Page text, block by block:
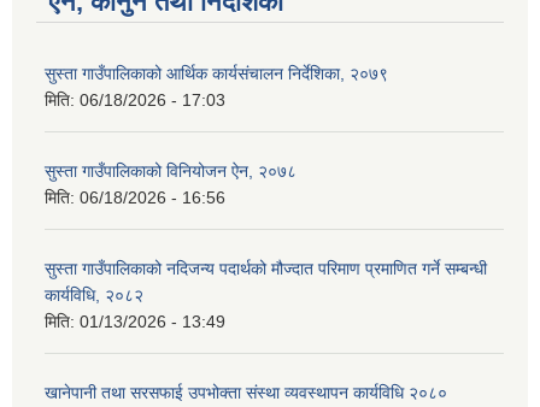
सुस्ता गाउँपालिकाको आर्थिक कार्यसंचालन निर्देशिका, २०७९
मिति: 06/18/2026 - 17:03
सुस्ता गाउँपालिकाको विनियोजन ऐन, २०७८
मिति: 06/18/2026 - 16:56
सुस्ता गाउँपालिकाको नदिजन्य पदार्थको मौज्दात परिमाण प्रमाणित गर्ने सम्बन्धी
कार्यविधि, २०८२
मिति: 01/13/2026 - 13:49
खानेपानी तथा सरसफाई उपभोक्ता संस्था व्यवस्थापन कार्यविधि २०८०